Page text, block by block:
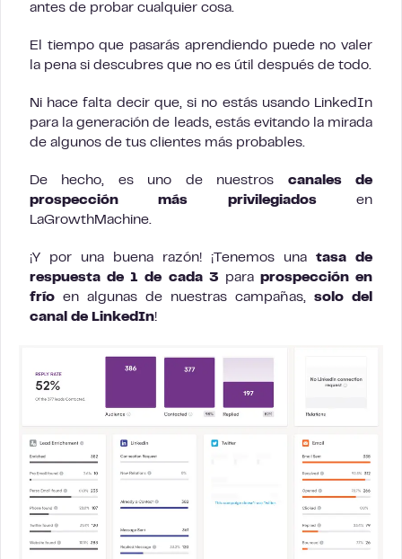
antes de probar cualquier cosa.
El tiempo que pasarás aprendiendo puede no valer
la pena si descubres que no es útil después de todo.
Ni hace falta decir que, si no estás usando LinkedIn
para la generación de leads, estás evitando la mirada
de algunos de tus clientes más probables.
De hecho, es uno de nuestros canales de
prospección más privilegiadosen
LaGrowthMachine.
¡Y por una buena razón! ¡Tenemos una tasa de
respuesta de 1 de cada 3 para prospección en
frío en algunas de nuestras campañas, solo del
canal de LinkedIn!